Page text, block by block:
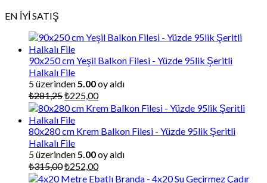
EN İYİ SATIŞ
90x250 cm Yeşil Balkon Filesi - Yüzde 95lik Şeritli
Halkalı File
5 üzerinden 5.00oy aldı
₺281,25Orijinal
fiyat:
₺281,25.
₺225,00Şu
andaki
₺225,00.
80x280 cm Krem Balkon Filesi - Yüzde 95lik Şeritli
Halkalı File
5 üzerinden 5.00oy aldı
₺315,00Orijinal
fiyat:
₺252,00Şu
andaki